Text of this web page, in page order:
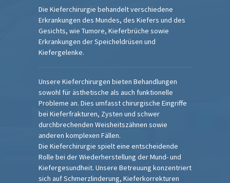
Die Kieferchirurgie behandelt verschiedene
Erkrankungen des Mundes, des Kiefers und des
Gesichts, wie Tumore, Kieferbrüche sowie
Erkrankungen der Speicheldrüsen und
Kiefergelenke.
Unsere Kieferchirurgen bieten Behandlungen
sowohl für ästhetische als auch funktionelle
Probleme an. Dies umfasst chirurgische Eingriffe
bei Kieferfrakturen, Zysten und schwer
durchbrechenden Weisheitszähnen sowie
anderen komplexen Fällen.
Die Kieferchirurgie spielt eine entscheidende
Rolle bei der Wiederherstellung der Mund- und
Kiefergesundheit. Unsere Betreuung konzentriert
sich auf Schmerzlinderung, Kieferkorrekturen